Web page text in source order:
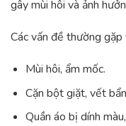
gây mùi hôi và ảnh
Các vấn đề thường
Mùi hôi, ẩm mốc.
Cặn bột giặt, vết
Quần áo bị dính